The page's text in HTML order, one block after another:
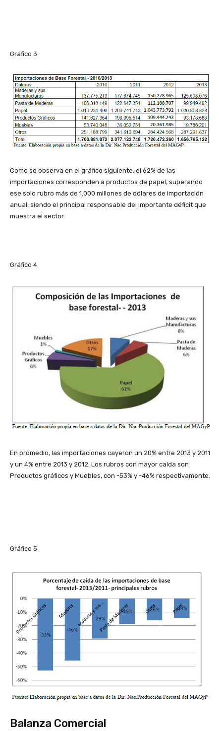
Gráfico 3
Como se observa en el gráfico siguiente, el 62% de las
importaciones corresponden a productos de papel, superando
ese solo rubro más de 1.000 millones de dólares de importación
anual, siendo el principal responsable del importante déficit que
muestra el sector.
Gráfico 4
En promedio, las importaciones cayeron un 20% entre 2013 y 2011
y un 4% entre 2013 y 2012. Los rubros con mayor caída son
Productos gráficos y Muebles, con -53% y -46% respectivamente.
Gráfico 5
Balanza Comercial